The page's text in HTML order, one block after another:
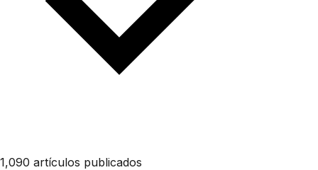
1,090 artículos publicados